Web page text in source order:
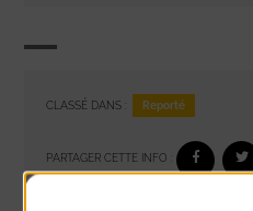
CLASSÉ DANS : Reporté
PARTAGER CETTE INFO :